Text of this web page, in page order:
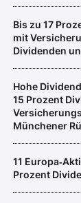
Bis zu 17
mit
Dividenden
Hohe
15 Prozent
Münchener
11
Prozent